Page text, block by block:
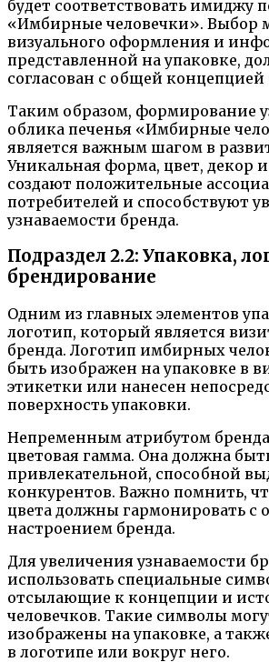
будет соответствовать имиджу
«Имбирные человечки». Выбор
визуального оформления и
представленной на упаковке,
согласован с общей концепцией
Таким образом, формирование
облика печенья «Имбирные
является важным шагом в
Уникальная форма, цвет, декор
создают положительные
потребителей и способствуют
узнаваемости бренда.
Подраздел 2.2: Упаковка,
брендирование
Одним из главных элементов
логотип, который является
бренда. Логотип имбирных
быть изображен на упаковке в
этикетки или нанесен
поверхность упаковки.
Непременным атрибутом бренда
цветовая гамма. Она должна
привлекательной, способной
конкурентов. Важно помнить,
цвета должны гармонировать с
настроением бренда.
Для увеличения узнаваемости
использовать специальные
отсылающие к концепции и
человечков. Такие символы
изображены на упаковке, а
в логотипе или вокруг него.